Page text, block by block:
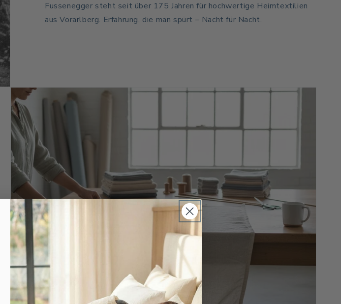
Fussenegger steht seit über 175 Jahren für hochwertige Heimtextilien
aus Vorarlberg. Erfahrung, die man spürt – Nacht für Nacht.